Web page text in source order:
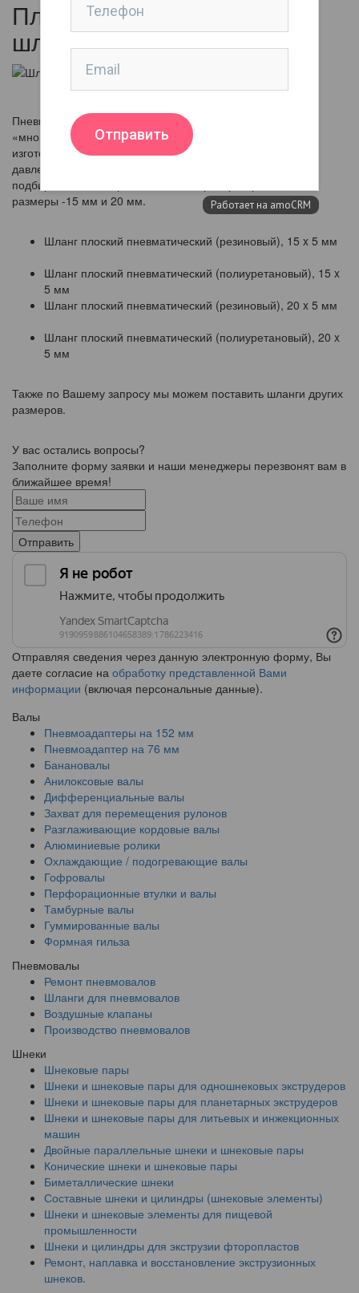
Плоские пневматические
шланги
Пневматические разжимные шланги для
«многокамерные» - это плоские пневматические камеры,
изготовленные из резины или полиуретана.Выдерживают
давление до 6 атм. Данные плоские пневморукава
подбираются по ширине, наиболее распространенные
размеры -15 мм и 20 мм.
Шланг плоский пневматический (резиновый), 15 x 5 мм
Шланг плоский пневматический (полиуретановый), 15 x
5 мм
Шланг плоский пневматический (резиновый), 20 x 5 мм
Шланг плоский пневматический (полиуретановый), 20 x
5 мм
Также по Вашему запросу мы можем поставить шланги других
размеров.
У вас остались вопросы?
Заполните форму заявки и наши менеджеры перезвонят вам в
ближайшее время!
Отправить
Отправляя сведения через данную электронную форму, Вы
даете согласие на обработку представленной Вами
информации (включая персональные данные).
Валы
Пневмоадаптеры на 152 мм
Пневмоадаптер на 76 мм
Банановалы
Анилоксовые валы
Дифференциальные валы
Захват для перемещения рулонов
Разглаживающие кордовые валы
Алюминиевые ролики
Охлаждающие / подогревающие валы
Гофровалы
Перфорационные втулки и валы
Тамбурные валы
Гуммированные валы
Формная гильза
Пневмовалы
Ремонт пневмовалов
Шланги для пневмовалов
Воздушные клапаны
Производство пневмовалов
Шнеки
Шнековые пары
Шнеки и шнековые пары для одношнековых экструдеров
Шнеки и шнековые пары для планетарных экструдеров
Шнеки и шнековые пары для литьевых и инжекционных
машин
Двойные параллельные шнеки и шнековые пары
Конические шнеки и шнековые пары
Биметаллические шнеки
Составные шнеки и цилиндры (шнековые элементы)
Шнеки и шнековые элементы для пищевой
промышленности
Шнеки и цилиндры для экструзии фторопластов
Ремонт, наплавка и восстановление экструзионных
шнеков.